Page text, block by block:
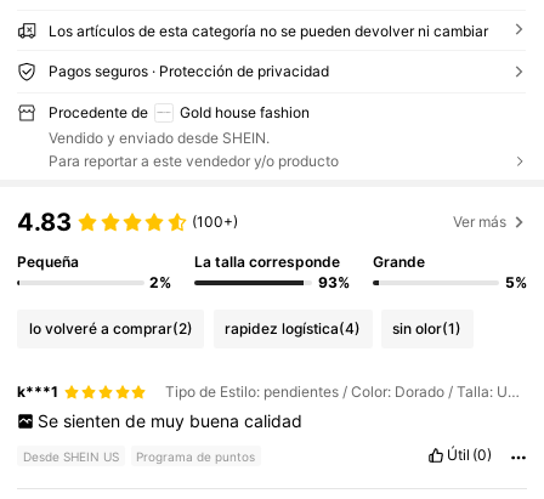
Los artículos de esta categoría no se pueden devolver ni cambiar
Pagos seguros · Protección de privacidad
Procedente de
Gold house fashion
Vendido y enviado desde SHEIN.
Para reportar a este vendedor y/o producto
4.83 (100+) Ver más
Pequeña
2%
La talla corresponde
93%
Grande
5%
lo volveré a comprar(2) rapidez logística(4) sin olor(1)
k***1 Tipo de Estilo: pendientes / Color: Dorado / Talla: Unitalla
Se sienten de muy buena calidad
Desde SHEIN US Programa de puntos Útil (0)